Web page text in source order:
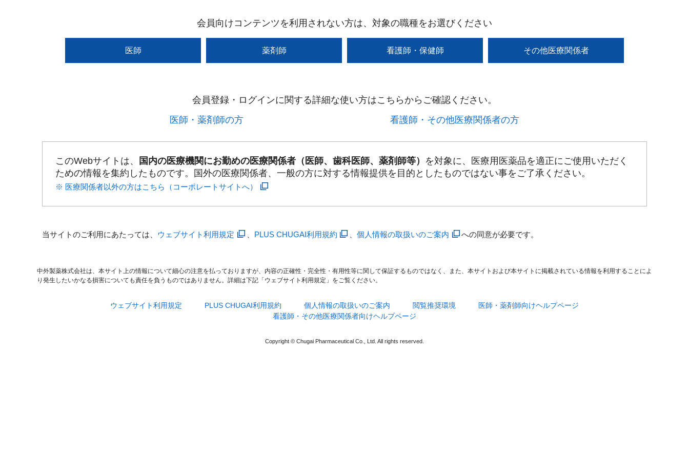
会員向けコンテンツを利用されない方は、対象の職種をお選びください
医師 薬剤師 看護師・保健師 その他医療関係者
会員登録・ログインに関する詳細な使い方はこちらからご確認ください。​
医師・薬剤師の方​
看護師・その他医療関係者の方​
このWebサイトは、 国内の医療機関にお勤めの医療関係者（医師、歯科医師、薬剤師等） を対象に、医療用医薬品を適正にご使用いただく
ための情報を集約したものです。国外の医療関係者、一般の方に対する情報提供を目的としたものではない事をご了承ください。
※ 医療関係者以外の方はこちら（コーポレートサイトへ）
当サイトのご利用にあたっては、 ウェブサイト利用規定 PLUS CHUGAI利用規約 、個人情報の取扱いのご案内 への同意が必要です。
中外製薬株式会社は、本サイト上の情報について細心の注意を払っておりますが、内容の正確性・完全性・有用性等に関して保証するものではなく、また、本サイトおよび本サイトに掲載されている情報を利用することによ
り発生したいかなる損害についても責任を負うものではありません。詳細は下記「ウェブサイト利用規定」をご覧ください。
ウェブサイト利用規定 PLUS CHUGAI利用規約 個人情報の取扱いのご案内 閲覧推奨環境
医師・薬剤師向けヘルプページ
看護師・その他医療関係者向けヘルプページ
Copyright © Chugai Pharmaceutical Co., Ltd. All rights reserved.